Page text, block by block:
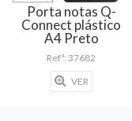
Porta notas Q-
Connect plástico
A4 Preto
Refª: 37682
VER